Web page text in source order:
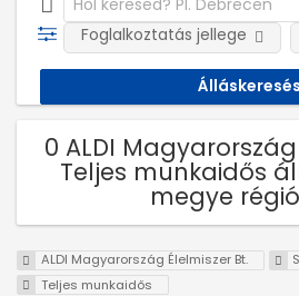
Foglalkoztatás jellege
0 ALDI
Teljes munkaidős
megye
ALDI Magyarország Élelmiszer Bt.
Teljes munkaidős